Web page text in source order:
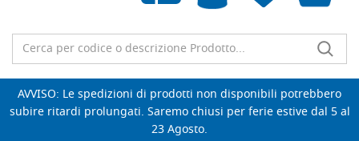
Wishlist vuota
AVVISO: Le spedizioni di prodotti non disponibili potrebbero
subire ritardi prolungati. Saremo chiusi per ferie estive dal 5 al
23 Agosto.